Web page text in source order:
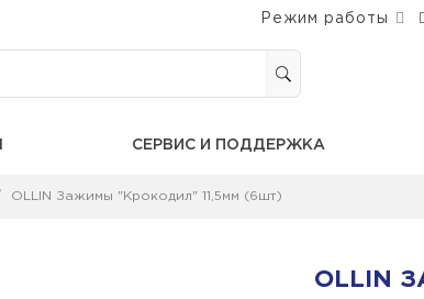
Режим работы
СЕРВИС И ПОДДЕРЖКА
OLLIN Зажимы "Крокодил" 11,5мм (6шт)
OLLIN